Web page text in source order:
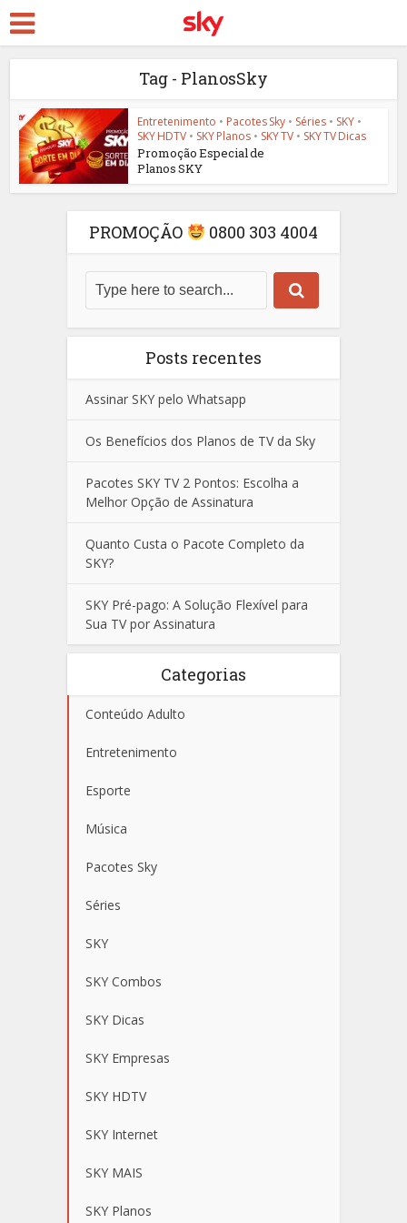
Tag - PlanosSky
Entretenimento • Pacotes Sky • Séries • SKY •
SKY HDTV • SKY Planos • SKY TV • SKY TV Dicas
Promoção Especial de
Planos SKY
PROMOÇÃO 0800 303 4004
Posts recentes
Assinar SKY pelo Whatsapp
Os Benefícios dos Planos de TV da Sky
Pacotes SKY TV 2 Pontos: Escolha a
Melhor Opção de Assinatura
Quanto Custa o Pacote Completo da
SKY?
SKY Pré-pago: A Solução Flexível para
Sua TV por Assinatura
Categorias
Conteúdo Adulto
Entretenimento
Esporte
Música
Pacotes Sky
Séries
SKY
SKY Combos
SKY Dicas
SKY Empresas
SKY HDTV
SKY Internet
SKY MAIS
SKY Planos